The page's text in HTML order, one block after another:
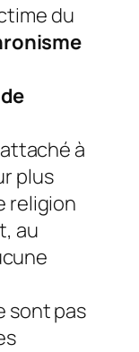
du
à
plus
religion
au
sont pas